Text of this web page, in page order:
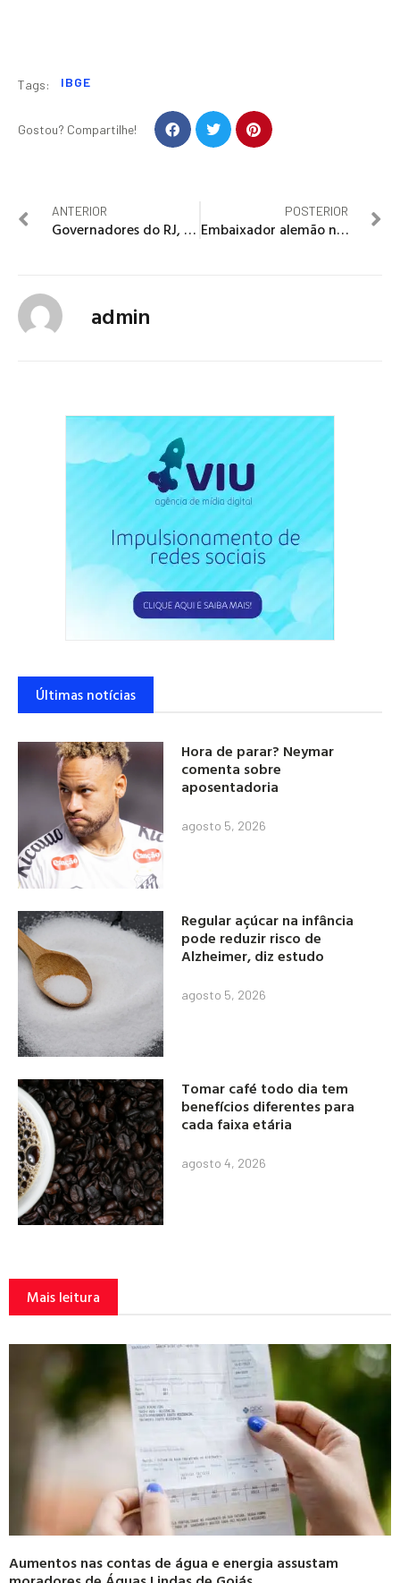
Tags: IBGE
Gostou? Compartilhe!
ANTERIOR
Governadores do RJ, SP e Minas mandam PM liberar rodovias federais
POSTERIOR
Embaixador alemão no Brasil condena uso de símbolos nazistas
admin
Últimas notícias
Hora de parar? Neymar
comenta sobre
aposentadoria
agosto 5, 2026
Regular açúcar na infância
pode reduzir risco de
Alzheimer, diz estudo
agosto 5, 2026
Tomar café todo dia tem
benefícios diferentes para
cada faixa etária
agosto 4, 2026
Mais leitura
Aumentos nas contas de água e energia assustam